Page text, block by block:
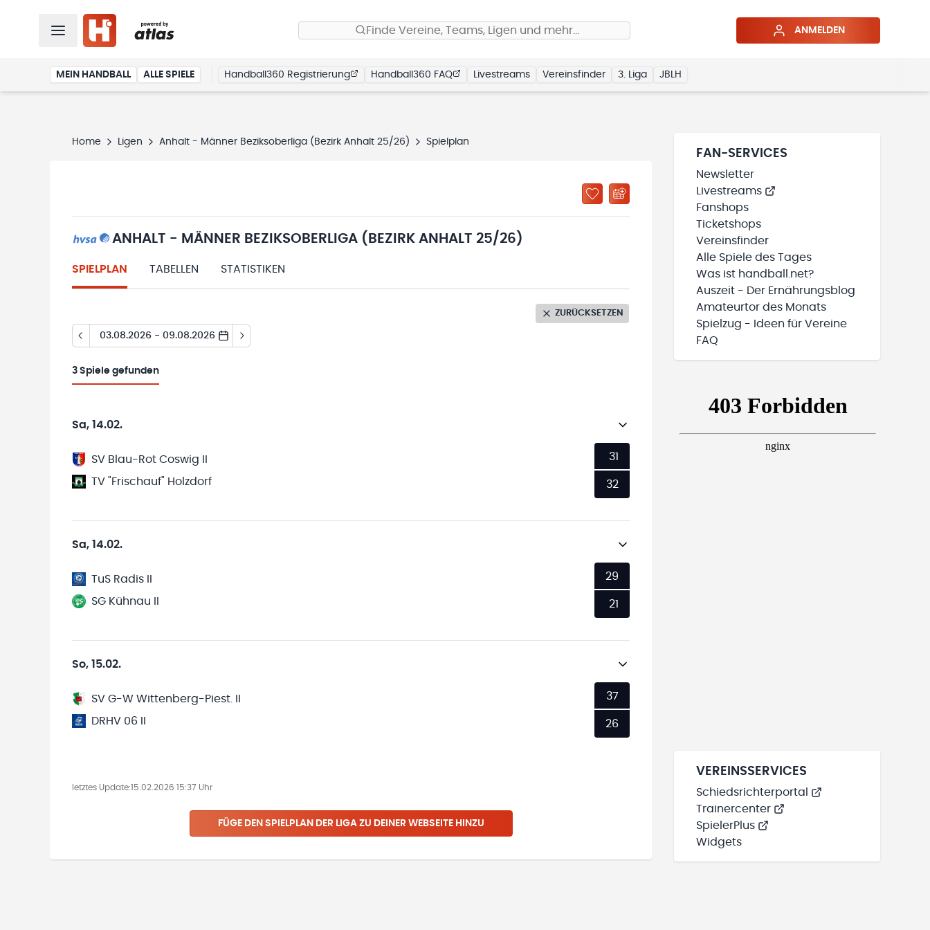
Finde Vereine, Teams, Ligen und mehr… ANMELDEN
MEIN HANDBALL ALLE SPIELE Handball360 Registrierung Handball360 FAQ Livestreams Vereinsfinder 3. Liga JBLH
Home Ligen Anhalt - Männer Beziksoberliga (Bezirk Anhalt 25/26) Spielplan
ANHALT - MÄNNER BEZIKSOBERLIGA (BEZIRK ANHALT 25/26)
SPIELPLAN TABELLEN STATISTIKEN
ZURÜCKSETZEN
03.08.2026 - 09.08.2026
3 Spiele gefunden
Sa, 14.02.
SV Blau-Rot Coswig II
TV "Frischauf" Holzdorf
31
32
Sa, 14.02.
TuS Radis II
SG Kühnau II
29
21
So, 15.02.
SV G-W Wittenberg-Piest. II
DRHV 06 II
37
26
letztes Update:15.02.2026 15:37 Uhr
FÜGE DEN SPIELPLAN DER LIGA ZU DEINER WEBSEITE HINZU
FAN-SERVICES
Newsletter
Livestreams
Fanshops
Ticketshops
Vereinsfinder
Alle Spiele des Tages
Was ist handball.net?
Auszeit - Der Ernährungsblog
Amateurtor des Monats
Spielzug - Ideen für Vereine
FAQ
VEREINSSERVICES
Schiedsrichterportal
Trainercenter
SpielerPlus
Widgets